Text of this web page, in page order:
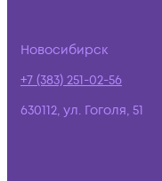
Новосибирск
+7 (383) 251-02-56
630112, ул. Гоголя, 51